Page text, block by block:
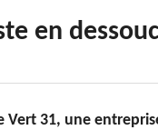
en
Vert 31, une